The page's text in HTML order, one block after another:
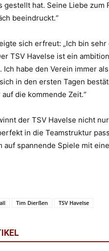
hat. Seine Liebe
beeindruckt.“
sich erfreut: „Ich bin
TSV Havelse ist ein
Ich habe den Verein immer
in den ersten Tagen
die kommende Zeit.“
der TSV Havelse nicht
in die Teamstruktur
auf spannende Spiele mit
Tim Dierßen TSV Havelse